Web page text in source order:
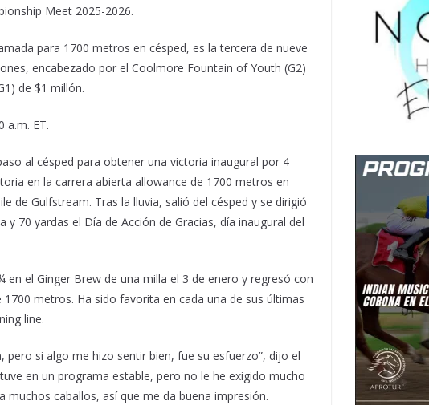
Meet 2025-2026.
para 1700 metros en césped, es la tercera de nueve
encabezado por el Coolmore Fountain of Youth (G2)
de $1 millón.
a.m. ET.
al césped para obtener una victoria inaugural por 4
en la carrera abierta allowance de 1700 metros en
de Gulfstream. Tras la lluvia, salió del césped y se dirigió
70 yardas el Día de Acción de Gracias, día inaugural del
el Ginger Brew de una milla el 3 de enero y regresó con
metros. Ha sido favorita en cada una de sus últimas
line.
pero si algo me hizo sentir bien, fue su esfuerzo”, dijo el
en un programa estable, pero no le he exigido mucho
caballos, así que me da buena impresión.